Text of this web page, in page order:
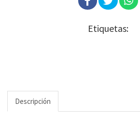
Etiquetas:
Descripción